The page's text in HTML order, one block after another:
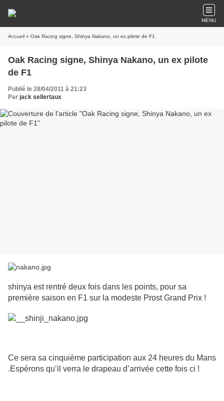
MENU
Accueil » Oak Racing signe, Shinya Nakano, un ex pilote de F1
Oak Racing signe, Shinya Nakano, un ex pilote
de F1
Publié le 28/04/2011 à 21:23
Par jack sellertaux
shinya est rentré deux fois dans les points, pour sa
première saison en F1 sur la modeste Prost Grand Prix !
Ce sera sa cinquième participation aux 24 heures du Mans
.Espérons qu’il verra le drapeau d’arrivée cette fois ci !